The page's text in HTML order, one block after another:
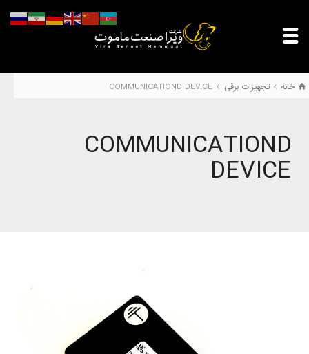
خانه تجهیزات برقی COMMUNICATIOND DEVICE
COMMUNICATIOND
DEVICE